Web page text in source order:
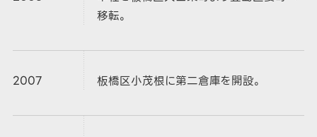
移転。
2007 板橋区小茂根に第二倉庫を開設。